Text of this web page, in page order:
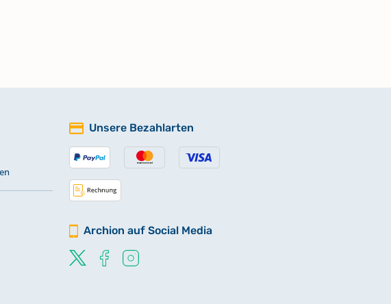
Unsere Bezahlarten
Archion auf Social Media